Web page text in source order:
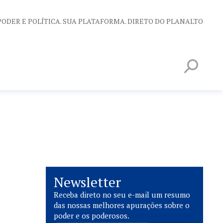
E POLÍTICA. SUA PLATAFORMA. DIRETO DO PLANALTO
Newsletter
Receba direto no seu e-mail um resumo
das nossas melhores apurações sobre o
poder e os poderosos.